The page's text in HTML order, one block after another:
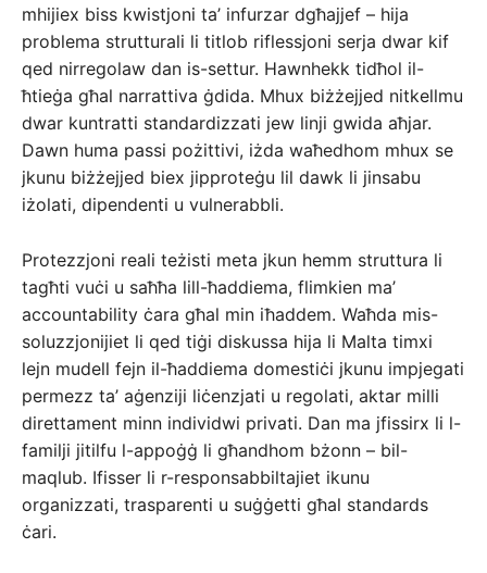
mhijiex biss kwistjoni ta’ infurzar dgħajjef – hija
problema strutturali li titlob riflessjoni serja dwar kif
qed nirregolaw dan is-settur. Hawnhekk tidħol il-
ħtieġa għal narrattiva ġdida. Mhux biżżejjed nitkellmu
dwar kuntratti standardizzati jew linji gwida aħjar.
Dawn huma passi pożittivi, iżda waħedhom mhux se
jkunu biżżejjed biex jipproteġu lil dawk li jinsabu
iżolati, dipendenti u vulnerabbli.
Protezzjoni reali teżisti meta jkun hemm struttura li
tagħti vuċi u saħħa lill-ħaddiema, flimkien ma’
accountability ċara għal min iħaddem. Waħda mis-
soluzzjonijiet li qed tiġi diskussa hija li Malta timxi
lejn mudell fejn il-ħaddiema domestiċi jkunu impjegati
permezz ta’ aġenziji liċenzjati u regolati, aktar milli
direttament minn individwi privati. Dan ma jfissirx li l-
familji jitilfu l-appoġġ li għandhom bżonn – bil-
maqlub. Ifisser li r-responsabbiltajiet ikunu
organizzati, trasparenti u suġġetti għal standards
ċari.